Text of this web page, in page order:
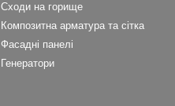
Сходи на горище
Композитна арматура та сітка
Фасадні панелі
Генератори